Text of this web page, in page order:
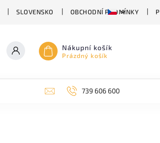
SLOVENSKO OBCHODNÍ PODMÍNKY
Nákupní košík
Prázdný košík
SUDOVÉ PIVO PIVO V PLECHU
739 606 600